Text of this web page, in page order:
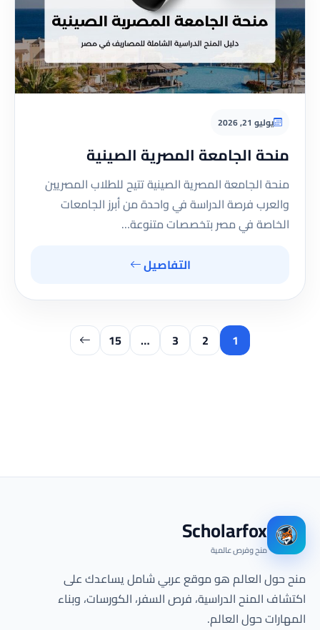
يوليو 21, 2026
منحة الجامعة المصرية الصينية
منحة الجامعة المصرية الصينية تتيح للطلاب المصريين
والعرب فرصة الدراسة في واحدة من أبرز الجامعات
الخاصة في مصر بتخصصات متنوعة…
التفاصيل
1
2
3
…
15
Scholarfox
منح وفرص عالمية
منح حول العالم هو موقع عربي شامل يساعدك على
اكتشاف المنح الدراسية، فرص السفر، الكورسات، وبناء
المهارات حول العالم.